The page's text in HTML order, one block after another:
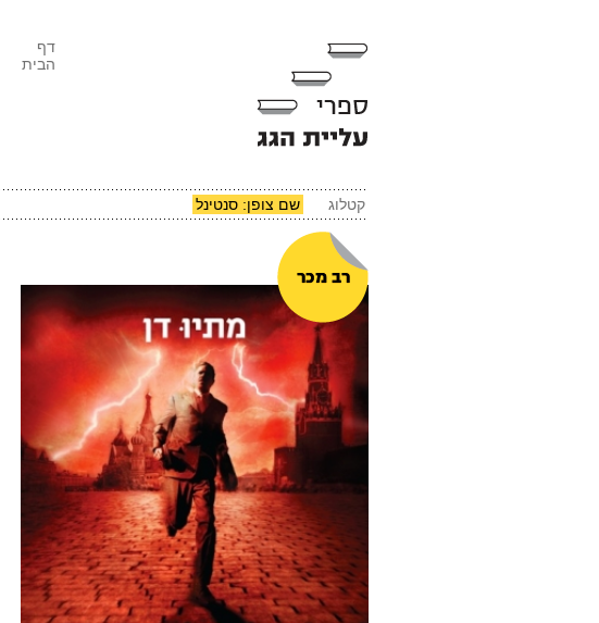
דף
הבית
קטלוג שם צופן: סנטינל